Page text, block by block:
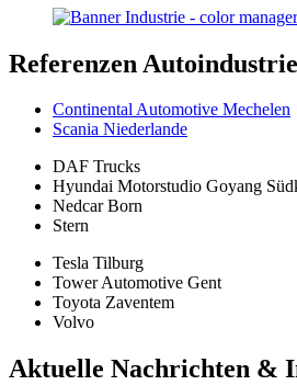
Referenzen Autoindustrie
Continental Automotive Mechelen
Scania Niederlande
DAF Trucks
Hyundai Motorstudio Goyang
Nedcar Born
Stern
Tesla Tilburg
Tower Automotive Gent
Toyota Zaventem
Volvo
Aktuelle Nachrichten &